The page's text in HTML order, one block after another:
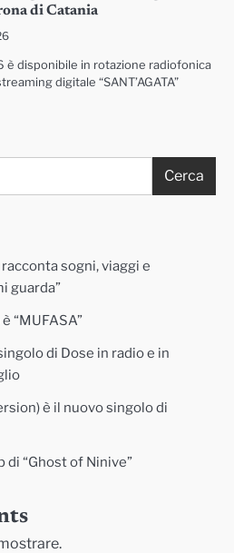
di Catania
è disponibile in rotazione radiofonica
digitale “SANT’AGATA”
Cerca
sogni, viaggi e
guarda”
“MUFASA”
di Dose in radio e in
è il nuovo singolo di
di “Ghost of Ninive”